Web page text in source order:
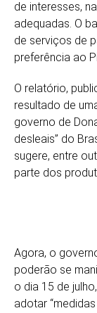
de interesses,
adequadas. O
de serviços de
preferência ao
O relatório,
resultado de
governo de
desleais” do
sugere, entre
parte dos
Agora, o
poderão se
o dia 15 de
adotar